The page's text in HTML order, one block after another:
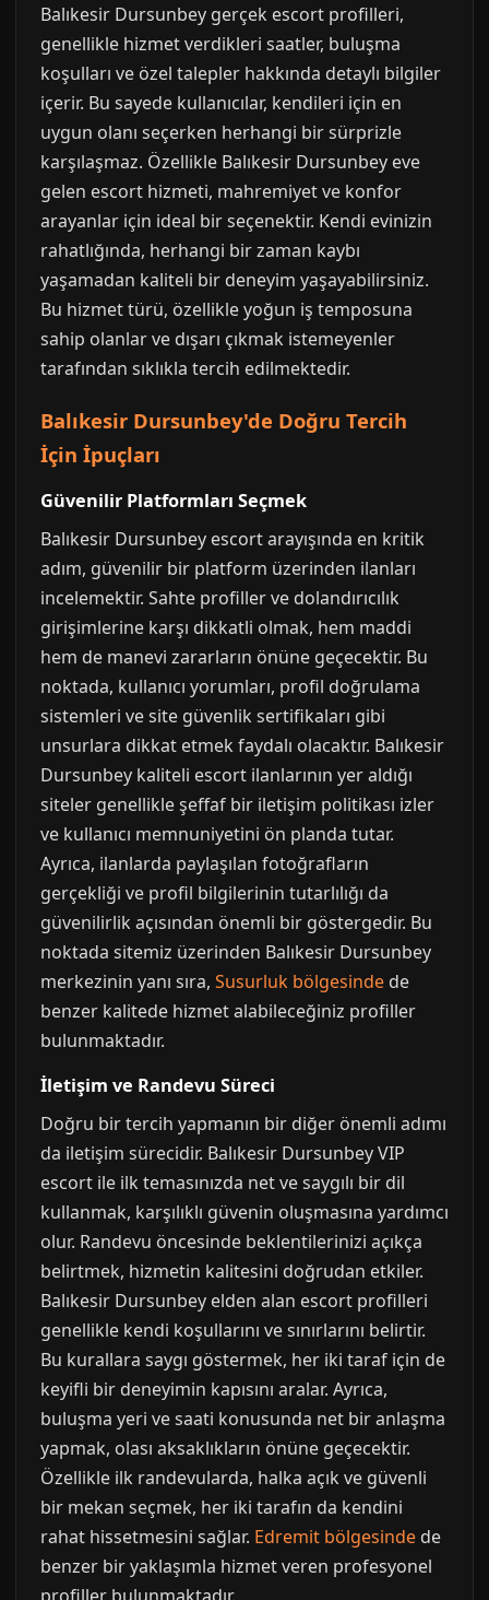
Balıkesir Dursunbey gerçek escort profilleri,
genellikle hizmet verdikleri saatler, buluşma
koşulları ve özel talepler hakkında detaylı bilgiler
içerir. Bu sayede kullanıcılar, kendileri için en
uygun olanı seçerken herhangi bir sürprizle
karşılaşmaz. Özellikle Balıkesir Dursunbey eve
gelen escort hizmeti, mahremiyet ve konfor
arayanlar için ideal bir seçenektir. Kendi evinizin
rahatlığında, herhangi bir zaman kaybı
yaşamadan kaliteli bir deneyim yaşayabilirsiniz.
Bu hizmet türü, özellikle yoğun iş temposuna
sahip olanlar ve dışarı çıkmak istemeyenler
tarafından sıklıkla tercih edilmektedir.
Balıkesir Dursunbey'de Doğru Tercih
İçin İpuçları
Güvenilir Platformları Seçmek
Balıkesir Dursunbey escort arayışında en kritik
adım, güvenilir bir platform üzerinden ilanları
incelemektir. Sahte profiller ve dolandırıcılık
girişimlerine karşı dikkatli olmak, hem maddi
hem de manevi zararların önüne geçecektir. Bu
noktada, kullanıcı yorumları, profil doğrulama
sistemleri ve site güvenlik sertifikaları gibi
unsurlara dikkat etmek faydalı olacaktır. Balıkesir
Dursunbey kaliteli escort ilanlarının yer aldığı
siteler genellikle şeffaf bir iletişim politikası izler
ve kullanıcı memnuniyetini ön planda tutar.
Ayrıca, ilanlarda paylaşılan fotoğrafların
gerçekliği ve profil bilgilerinin tutarlılığı da
güvenilirlik açısından önemli bir göstergedir. Bu
noktada sitemiz üzerinden Balıkesir Dursunbey
merkezinin yanı sıra, Susurluk bölgesinde de
benzer kalitede hizmet alabileceğiniz profiller
bulunmaktadır.
İletişim ve Randevu Süreci
Doğru bir tercih yapmanın bir diğer önemli adımı
da iletişim sürecidir. Balıkesir Dursunbey VIP
escort ile ilk temasınızda net ve saygılı bir dil
kullanmak, karşılıklı güvenin oluşmasına yardımcı
olur. Randevu öncesinde beklentilerinizi açıkça
belirtmek, hizmetin kalitesini doğrudan etkiler.
Balıkesir Dursunbey elden alan escort profilleri
genellikle kendi koşullarını ve sınırlarını belirtir.
Bu kurallara saygı göstermek, her iki taraf için de
keyifli bir deneyimin kapısını aralar. Ayrıca,
buluşma yeri ve saati konusunda net bir anlaşma
yapmak, olası aksaklıkların önüne geçecektir.
Özellikle ilk randevularda, halka açık ve güvenli
bir mekan seçmek, her iki tarafın da kendini
rahat hissetmesini sağlar. Edremit bölgesinde de
benzer bir yaklaşımla hizmet veren profesyonel